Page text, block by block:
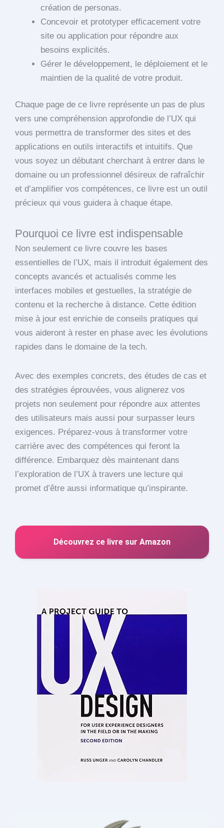
création de personas.
Concevoir et prototyper efficacement votre
site ou application pour répondre aux
besoins explicités.
Gérer le développement, le déploiement et le
maintien de la qualité de votre produit.
Chaque page de ce livre représente un pas de plus
vers une compréhension approfondie de l’UX qui
vous permettra de transformer des sites et des
applications en outils interactifs et intuitifs. Que
vous soyez un débutant cherchant à entrer dans le
domaine ou un professionnel désireux de rafraîchir
et d’amplifier vos compétences, ce livre est un outil
précieux qui vous guidera à chaque étape.
Pourquoi ce livre est indispensable
Non seulement ce livre couvre les bases
essentielles de l’UX, mais il introduit également des
concepts avancés et actualisés comme les
interfaces mobiles et gestuelles, la stratégie de
contenu et la recherche à distance. Cette édition
mise à jour est enrichie de conseils pratiques qui
vous aideront à rester en phase avec les évolutions
rapides dans le domaine de la tech.
Avec des exemples concrets, des études de cas et
des stratégies éprouvées, vous alignerez vos
projets non seulement pour répondre aux attentes
des utilisateurs mais aussi pour surpasser leurs
exigences. Préparez-vous à transformer votre
carrière avec des compétences qui feront la
différence. Embarquez dès maintenant dans
l’exploration de l’UX à travers une lecture qui
promet d’être aussi informatique qu’inspirante.
Découvrez ce livre sur Amazon